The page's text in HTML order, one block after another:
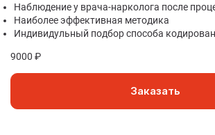
Наблюдение у врача-нарколога после
Наиболее эффективная методика
Индивидульный подбор способа
9000 ₽
Заказать